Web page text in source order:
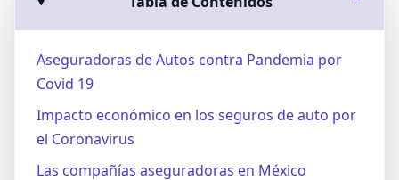
Aseguradoras de Autos contra Pandemia por
Covid 19
Impacto económico en los seguros de auto por
el Coronavirus
Las compañías aseguradoras en México